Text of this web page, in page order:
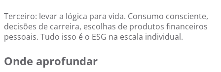
Terceiro: levar a lógica para vida. Consumo consciente,
decisões de carreira, escolhas de produtos financeiros
pessoais. Tudo isso é o ESG na escala individual.
Onde aprofundar